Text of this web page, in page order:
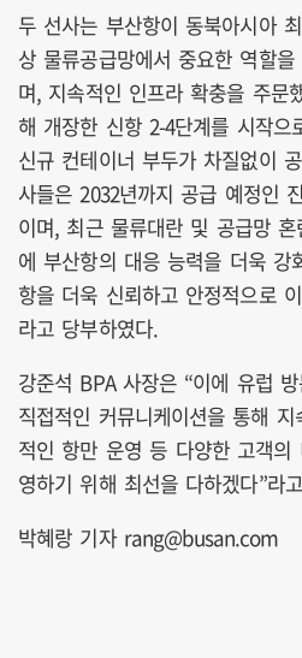
두 선사는 부산항이 동북아시아
상 물류공급망에서 중요한 역할
며, 지속적인 인프라 확충을 주문
해 개장한 신항 2-4단계를 시작
신규 컨테이너 부두가 차질없이
사들은 2032년까지 공급 예정인
이며, 최근 물류대란 및 공급망
에 부산항의 대응 능력을 더욱 강
항을 더욱 신뢰하고 안정적으로
라고 당부하였다.
강준석 BPA 사장은 “이에 유럽
직접적인 커뮤니케이션을 통해
적인 항만 운영 등 다양한 고객
영하기 위해 최선을 다하겠다”라
박혜랑 기자 rang@busan.com